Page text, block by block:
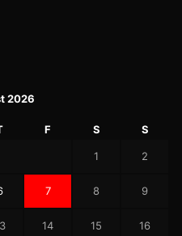
2026
F S S
1 2
7 8 9
14 15 16